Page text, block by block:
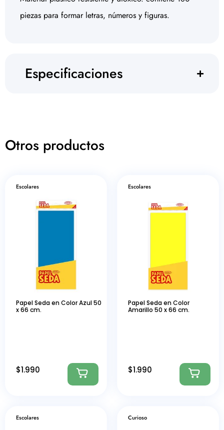
piezas para formar letras, números y figuras.
Especificaciones
Otros productos
Escolares
Papel Seda en Color Azul 50
x 66 cm.
$1.990
Escolares
Papel Seda en Color
Amarillo 50 x 66 cm.
$1.990
Escolares Curioso